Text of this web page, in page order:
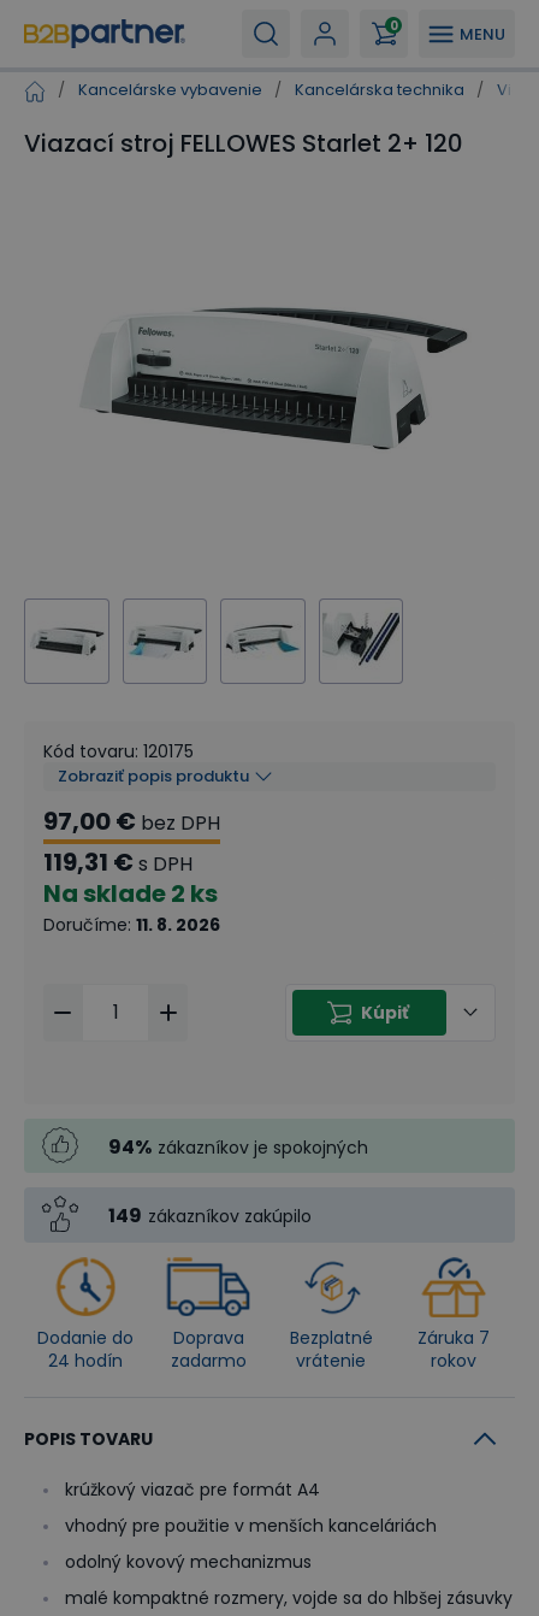
MENU
0
/ Kancelárske vybavenie / Kancelárska technika /
Viazací stroj FELLOWES Starlet 2+ 120
Kód tovaru: 120175
Zobraziť popis produktu
97,00 € bez DPH
119,31 € s DPH
Na sklade2 ks
Doručíme: 11. 8. 2026
Kúpiť
94% zákazníkov je spokojných
149 zákazníkov zakúpilo
Dodanie do
24 hodín
Doprava
zadarmo
Bezplatné
vrátenie
Záruka 7
rokov
POPIS TOVARU
krúžkový viazač pre formát A4
vhodný pre použitie v menších kanceláriách
odolný kovový mechanizmus
malé kompaktné rozmery, vojde sa do hlbšej zásuvky